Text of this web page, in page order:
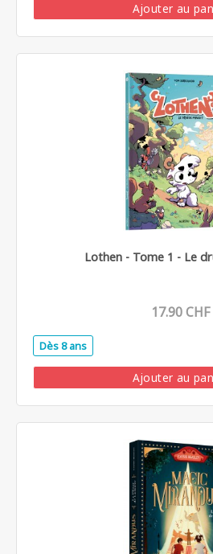
Ajouter au
Lothen - Tome 1 - Le
17.90 CHF
Dès 8 ans
Ajouter au